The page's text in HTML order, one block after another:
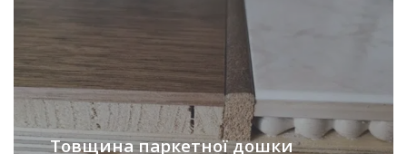
Товщина паркетної дошки